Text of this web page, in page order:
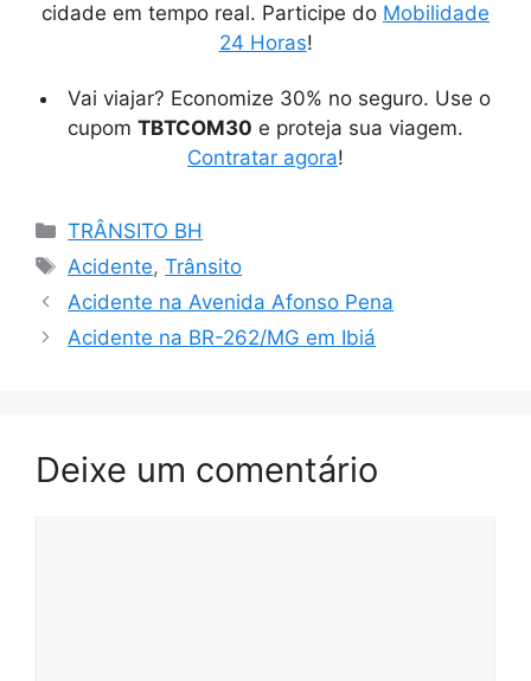
cidade em tempo real. Participe do Mobilidade
24 Horas!
Vai viajar? Economize 30% no seguro. Use o
cupom TBTCOM30 e proteja sua viagem.
Contratar agora!
Categorias
TRÂNSITO BH
Tags
Acidente,Trânsito
Acidente na Avenida Afonso Pena
Acidente na BR-262/MG em Ibiá
Deixe um comentário